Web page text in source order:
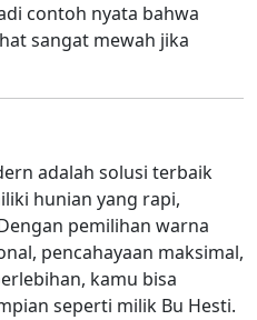
contoh nyata bahwa
sangat mewah jika
adalah solusi terbaik
hunian yang rapi,
pemilihan warna
pencahayaan maksimal,
kamu bisa
seperti milik Bu Hesti.